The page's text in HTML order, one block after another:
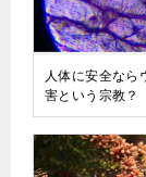
人体に安全なら
害という宗教？